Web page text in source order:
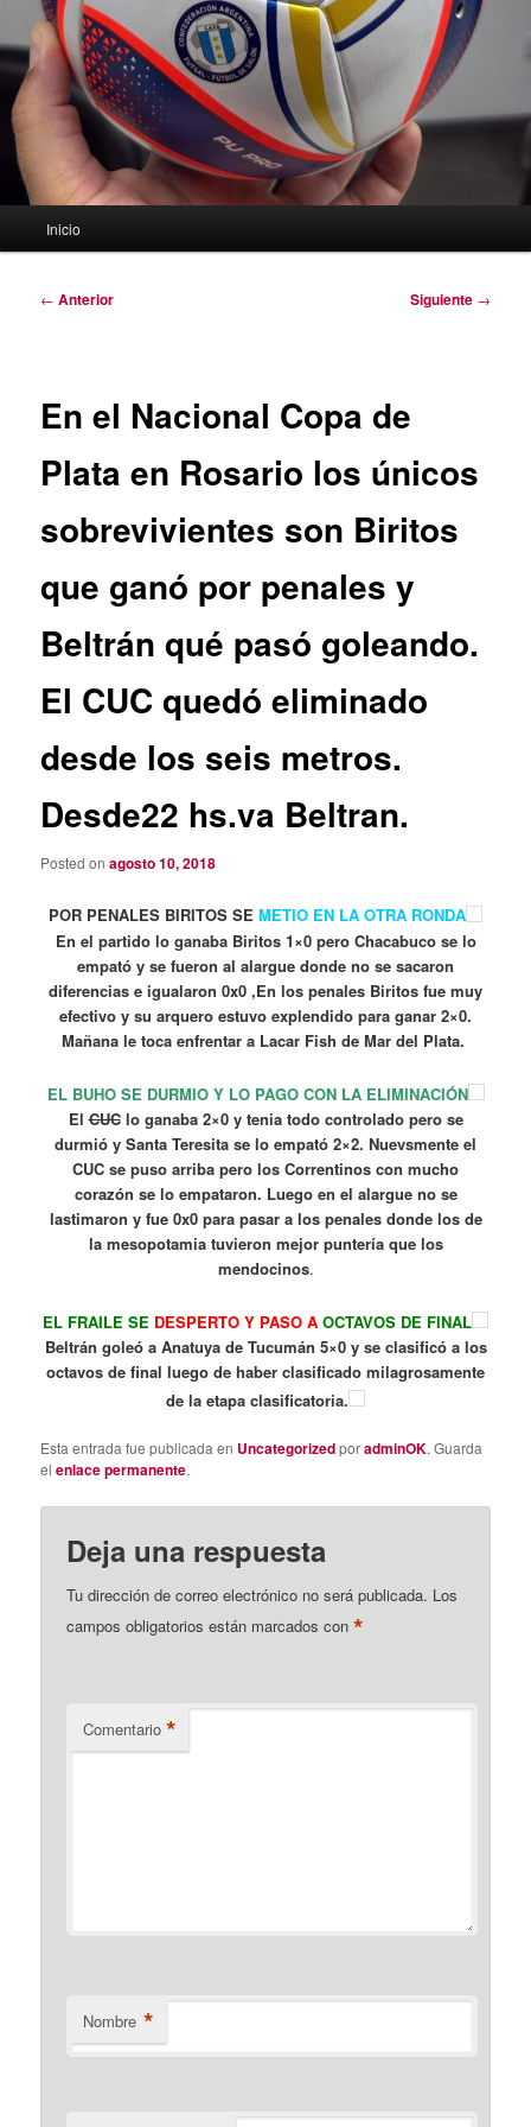
Inicio
Navegación
← Anterior Siguiente →
En el Nacional Copa de
Plata en Rosario los únicos
sobrevivientes son Biritos
que ganó por penales y
Beltrán qué pasó goleando.
El CUC quedó eliminado
desde los seis metros.
Desde22 hs.va Beltran.
Posted onagosto 10, 2018
POR PENALES BIRITOS SE METIO EN LA OTRA RONDA
En el partido lo ganaba Biritos 1×0 pero Chacabuco se lo
empató y se fueron al alargue donde no se sacaron
diferencias e igualaron 0x0 ,En los penales Biritos fue muy
efectivo y su arquero estuvo explendido para ganar 2×0.
Mañana le toca enfrentar a Lacar Fish de Mar del Plata.
EL BUHO SE DURMIO Y LO PAGO CON LA ELIMINACIÓN
ElCUClo ganaba 2×0 y tenia todo controlado pero se
durmió y Santa Teresita se lo empató 2×2. Nuevsmente el
CUC se puso arriba pero los Correntinos con mucho
corazón se lo empataron. Luego en el alargue no se
lastimaron y fue 0x0 para pasar a los penales donde los de
la mesopotamia tuvieron mejor puntería que los
mendocinos.
EL FRAILE SE DESPERTO Y PASO A OCTAVOS DE FINAL
Beltrán goleó a Anatuya de Tucumán 5×0 y se clasificó a los
octavos de final luego de haber clasificado milagrosamente
de la etapa clasificatoria.
Esta entrada fue publicada en UncategorizedporadminOK. Guarda
elenlace permanente.
Deja una respuesta
Tu dirección de correo electrónico no será publicada. Los
campos obligatorios están marcados con*
Comentario *
Nombre *